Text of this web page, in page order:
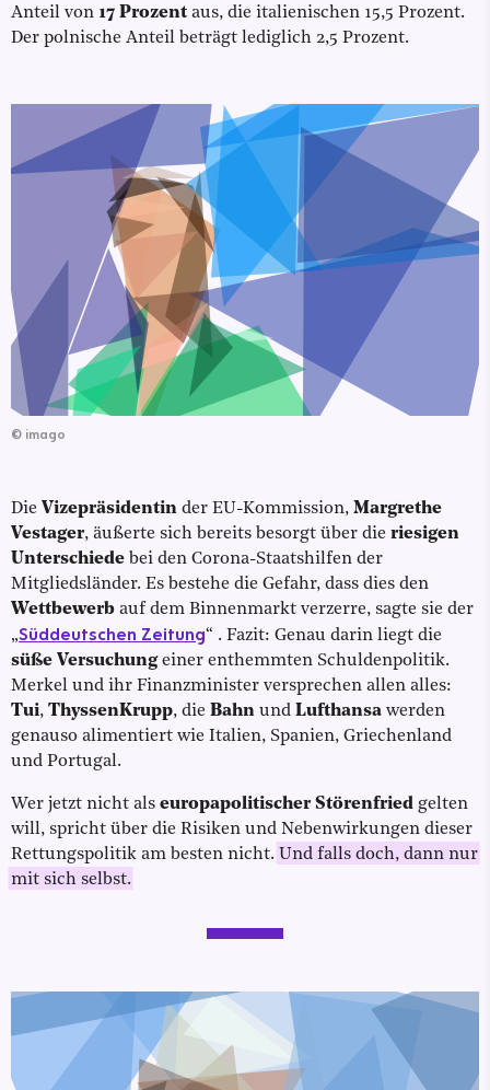
Anteil von 17 Prozent aus, die italienischen 15,5 Prozent.
Der polnische Anteil beträgt lediglich 2,5 Prozent.
© imago
Die Vizepräsidentin der EU-Kommission, Margrethe
Vestager, äußerte sich bereits besorgt über die riesigen
Unterschiede bei den Corona-Staatshilfen der
Mitgliedsländer. Es bestehe die Gefahr, dass dies den
Wettbewerb auf dem Binnenmarkt verzerre, sagte sie der
„Süddeutschen Zeitung“ . Fazit: Genau darin liegt die
süße Versuchungeiner enthemmten Schuldenpolitik.
Merkel und ihr Finanzminister versprechen allen alles:
Tui, ThyssenKrupp, die Bahn und Lufthansa werden
genauso alimentiert wie Italien, Spanien, Griechenland
und Portugal.
Wer jetzt nicht als europapolitischer Störenfried gelten
will, spricht über die Risiken und Nebenwirkungen dieser
Rettungspolitik am besten nicht. Und falls doch, dann nur
mit sich selbst.